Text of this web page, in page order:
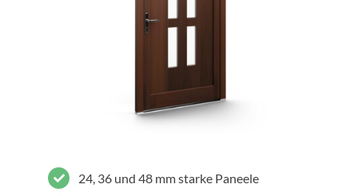
24, 36 und 48 mm starke Paneele